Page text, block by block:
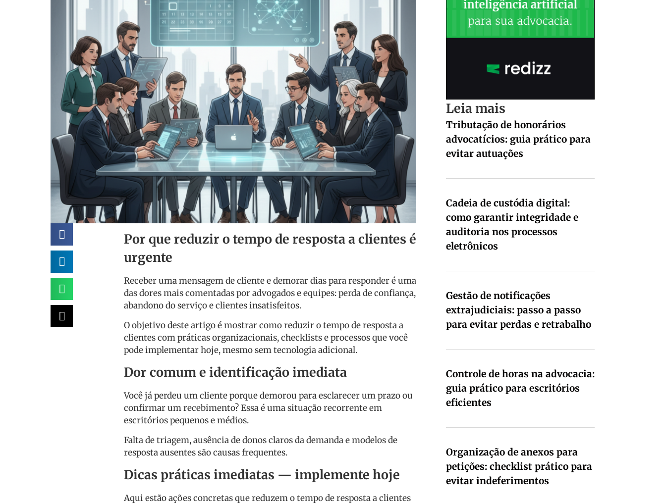
Por que reduzir o tempo de resposta a clientes é
urgente
Receber uma mensagem de cliente e demorar dias para responder é uma
das dores mais comentadas por advogados e equipes: perda de confiança,
abandono do serviço e clientes insatisfeitos.
O objetivo deste artigo é mostrar como reduzir o tempo de resposta a
clientes com práticas organizacionais, checklists e processos que você
pode implementar hoje, mesmo sem tecnologia adicional.
Dor comum e identificação imediata
Você já perdeu um cliente porque demorou para esclarecer um prazo ou
confirmar um recebimento? Essa é uma situação recorrente em
escritórios pequenos e médios.
Falta de triagem, ausência de donos claros da demanda e modelos de
resposta ausentes são causas frequentes.
Dicas práticas imediatas — implemente hoje
Aqui estão ações concretas que reduzem o tempo de resposta a clientes
Leia mais
Tributação de honorários
advocatícios: guia prático para
evitar autuações
Cadeia de custódia digital:
como garantir integridade e
auditoria nos processos
eletrônicos
Gestão de notificações
extrajudiciais: passo a passo
para evitar perdas e retrabalho
Controle de horas na advocacia:
guia prático para escritórios
eficientes
Organização de anexos para
petições: checklist prático para
evitar indeferimentos